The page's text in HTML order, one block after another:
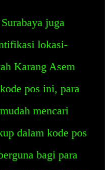
juga
lokasi-
Karang Asem
pos ini, para
mencari
dalam kode pos
bagi para